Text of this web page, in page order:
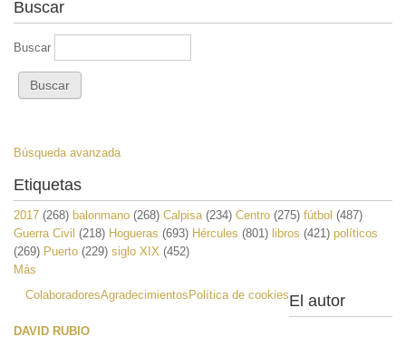
Buscar
Buscar
Búsqueda avanzada
Etiquetas
2017 (268) balonmano (268) Calpisa (234) Centro (275) fútbol (487)
Guerra Civil (218) Hogueras (693) Hércules (801) libros (421) políticos
(269) Puerto (229) siglo XIX (452)
Más
ColaboradoresAgradecimientos Política de cookiesEl autor
DAVID RUBIO